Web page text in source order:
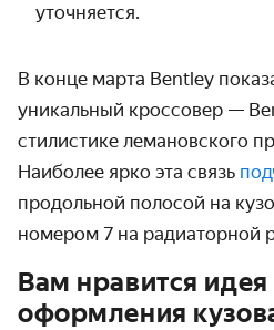
уточняется.
В конце марта Bentley
уникальный кроссовер —
стилистике лемановского
Наиболее ярко эта связь
продольной полосой на
номером 7 на радиаторной
Вам нравится
оформления